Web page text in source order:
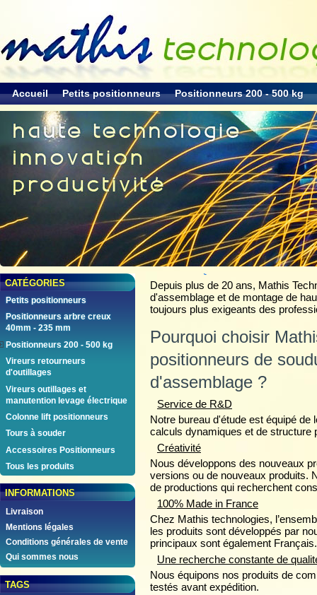
Accueil Petits positionneurs Positionneurs 200 - 500 kg
CATÉGORIES
Petits positionneurs
Positionneurs arbre creux
40mm - 235 mm
Positionneurs 200 - 500 kg
Vireurs retourneurs
d'outillages
Vireurs outillages et
manutention levage électrique
Colonne lift positionneurs
Tours à souder
Accessoires Positionneurs
Tous les produits
INFORMATIONS
Livraison
Mentions légales
Conditions générales de vente
Qui sommes nous
TAGS
Accueil > Qui sommes nous
Depuis plus de 20 ans, Mathis
d'assemblage et de montage de
toujours plus exigeants des
Pourquoi choisir
positionneurs de
d'assemblage ?
Service de R&D
Notre bureau d'étude est équipé
calculs dynamiques et de structure
Créativité
Nous développons des nouveaux
versions ou de nouveaux produits.
de productions qui recherchent
100% Made in France
Chez Mathis technologies,
les produits sont développés par
principaux sont également Français.
Une recherche constante de
Nous équipons nos produits de
testés avant expédition.